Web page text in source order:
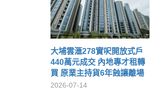
大埔雲滙278實呎開放式戶
440萬元成交 內地專才租轉
買 原業主持貨6年蝕讓離場
2026-07-14